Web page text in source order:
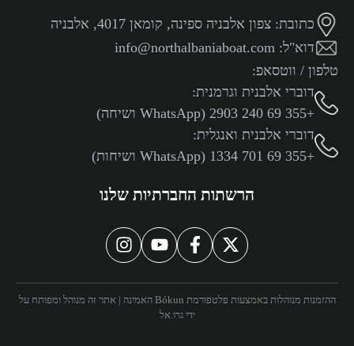
כתובת: צפון אלבניה ספינה, קומאן 4017, אלבניה
דוא"ל: info@northalbaniaboat.com
טלפון / ווטסאפ:
דוברי אלבנית וגרמנית:
+355 69 240 2903 (WhatsApp ושיחה)
דוברי אלבנית ואנגלית:
+355 69 701 1334 (WhatsApp ושיחות)
הרשתות החברתיות שלנו
ההזמנות מנוהלות באמצעות פלטפורמת Bókun האמינה | אתר זה מנוהל ומפותח על
ידיגרו.אל